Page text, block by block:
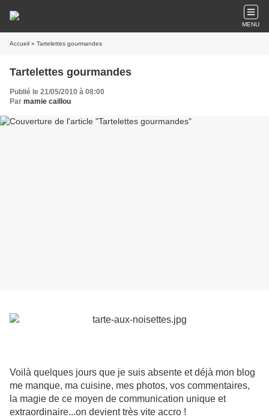
MENU
Accueil » Tartelettes gourmandes
Tartelettes gourmandes
Publié le 21/05/2010 à 08:00
Par mamie caillou
Voilà quelques jours que je suis absente et déjà mon blog
me manque, ma cuisine, mes photos, vos commentaires,
la magie de ce moyen de communication unique et
extraordinaire...on devient très vite accro !